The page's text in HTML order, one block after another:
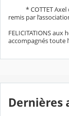
* COTTET Axel
remis par
FELICITATIONS
accompagnés toute
Dernières